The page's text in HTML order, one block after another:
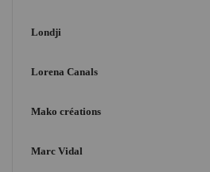
Londji
Lorena Canals
Mako créations
Marc Vidal